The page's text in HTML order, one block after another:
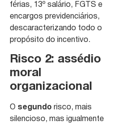
férias, 13º salário, FGTS e
encargos previdenciários,
descaracterizando todo o
propósito do incentivo.
Risco 2: assédio
moral
organizacional
O segundo risco, mais
silencioso, mas igualmente